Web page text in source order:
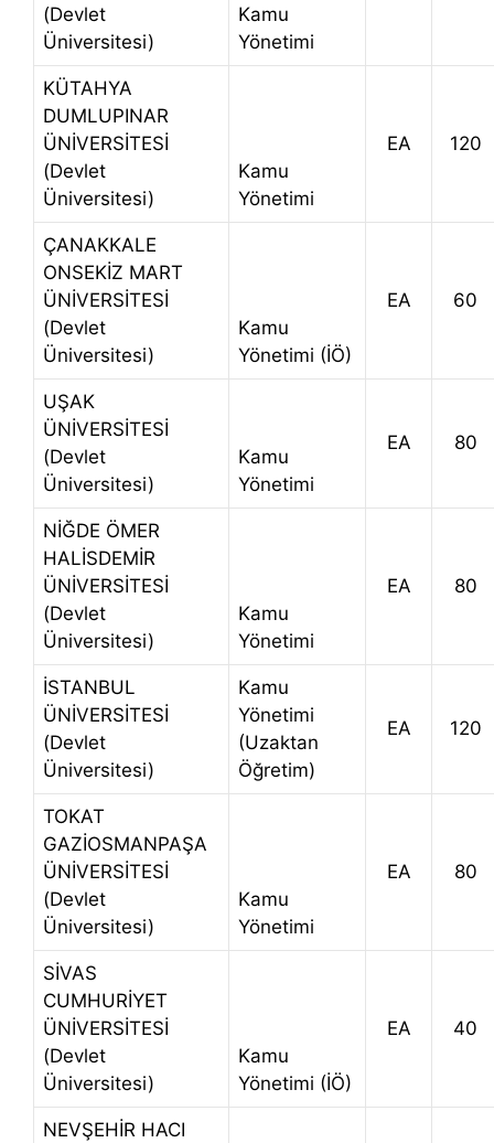
(Devlet
Üniversitesi)
Kamu
Yönetimi
KÜTAHYA
DUMLUPINAR
ÜNİVERSİTESİ
(Devlet
Üniversitesi)
Kamu
Yönetimi
EA 120
ÇANAKKALE
ONSEKİZ MART
ÜNİVERSİTESİ
(Devlet
Üniversitesi)
Kamu
Yönetimi (İÖ)
EA 60
UŞAK
ÜNİVERSİTESİ
(Devlet
Üniversitesi)
Kamu
Yönetimi
EA 80
NİĞDE ÖMER
HALİSDEMİR
ÜNİVERSİTESİ
(Devlet
Üniversitesi)
Kamu
Yönetimi
EA 80
İSTANBUL
ÜNİVERSİTESİ
(Devlet
Üniversitesi)
Kamu
Yönetimi
(Uzaktan
Öğretim)
EA 120
TOKAT
GAZİOSMANPAŞA
ÜNİVERSİTESİ
(Devlet
Üniversitesi)
Kamu
Yönetimi
EA 80
SİVAS
CUMHURİYET
ÜNİVERSİTESİ
(Devlet
Üniversitesi)
Kamu
Yönetimi (İÖ)
EA 40
NEVŞEHİR HACI